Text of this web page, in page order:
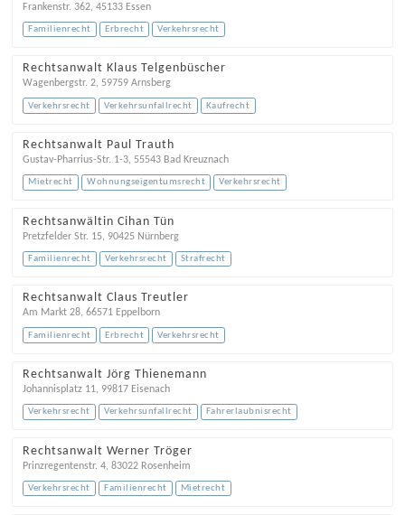
Frankenstr. 362, 45133 Essen
Familienrecht Erbrecht Verkehrsrecht
Rechtsanwalt Klaus Telgenbüscher
Wagenbergstr. 2, 59759 Arnsberg
Verkehrsrecht Verkehrsunfallrecht Kaufrecht
Rechtsanwalt Paul Trauth
Gustav-Pharrius-Str. 1-3, 55543 Bad Kreuznach
Mietrecht Wohnungseigentumsrecht Verkehrsrecht
Rechtsanwältin Cihan Tün
Pretzfelder Str. 15, 90425 Nürnberg
Familienrecht Verkehrsrecht Strafrecht
Rechtsanwalt Claus Treutler
Am Markt 28, 66571 Eppelborn
Familienrecht Erbrecht Verkehrsrecht
Rechtsanwalt Jörg Thienemann
Johannisplatz 11, 99817 Eisenach
Verkehrsrecht Verkehrsunfallrecht Fahrerlaubnisrecht
Rechtsanwalt Werner Tröger
Prinzregentenstr. 4, 83022 Rosenheim
Verkehrsrecht Familienrecht Mietrecht